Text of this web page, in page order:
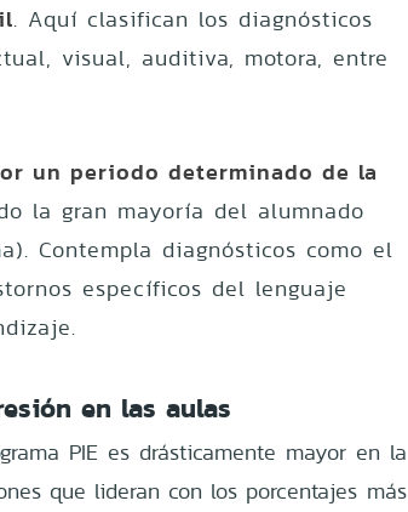
. Aquí clasifican los diagnósticos
visual, auditiva, motora, entre
un periodo determinado de la
la gran mayoría del alumnado
Contempla diagnósticos como el
específicos del lenguaje
en las aulas
PIE es drásticamente mayor en la
que lideran con los porcentajes más